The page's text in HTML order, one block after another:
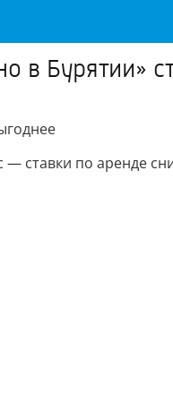
в Бурятии»
ставки по аренде